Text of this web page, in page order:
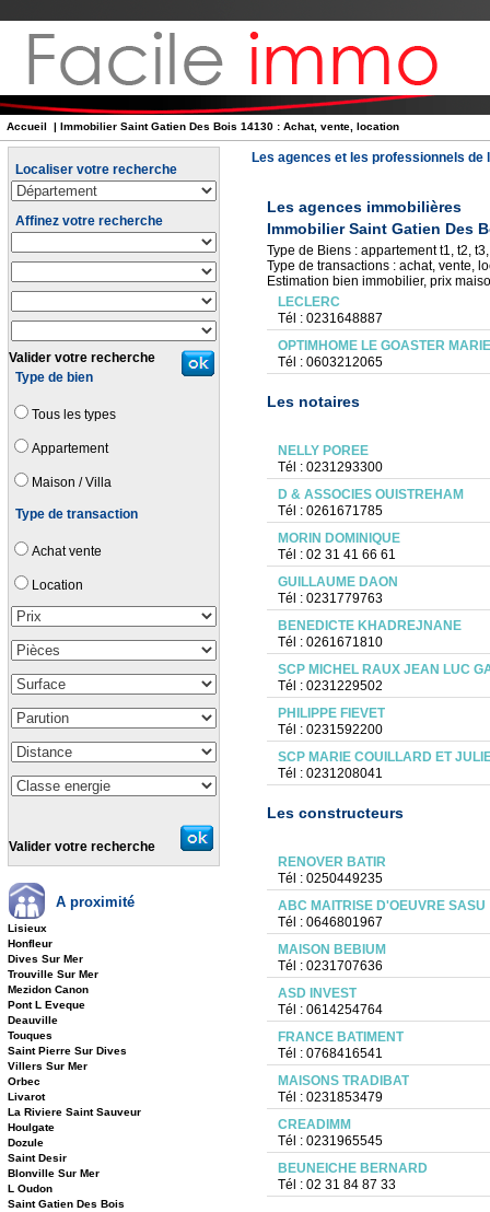
Accueil | Immobilier Saint Gatien Des Bois 14130 : Achat, vente, location
Localiser votre recherche
Affinez votre recherche
Valider votre recherche
Type de bien
Tous les types
Appartement
Maison / Villa
Type de transaction
Achat vente
Location
Valider votre recherche
A proximité
Lisieux
Honfleur
Dives Sur Mer
Trouville Sur Mer
Mezidon Canon
Pont L Eveque
Deauville
Touques
Saint Pierre Sur Dives
Villers Sur Mer
Orbec
Livarot
La Riviere Saint Sauveur
Houlgate
Dozule
Saint Desir
Blonville Sur Mer
L Oudon
Saint Gatien Des Bois
Les agences et les professionnels
Les agences immobilières
Immobilier Saint Gatien Des
Type de Biens : appartement t1, t2,
Type de transactions : achat, vente,
Estimation bien immobilier, prix
LECLERC
Tél : 0231648887
OPTIMHOME LE GOASTER
Tél : 0603212065
Les notaires
NELLY POREE
Tél : 0231293300
D & ASSOCIES OUISTREHAM
Tél : 0261671785
MORIN DOMINIQUE
Tél : 02 31 41 66 61
GUILLAUME DAON
Tél : 0231779763
BENEDICTE KHADREJNANE
Tél : 0261671810
SCP MICHEL RAUX JEAN LUC
Tél : 0231229502
PHILIPPE FIEVET
Tél : 0231592200
SCP MARIE COUILLARD ET
Tél : 0231208041
Les constructeurs
RENOVER BATIR
Tél : 0250449235
ABC MAITRISE D'OEUVRE SASU
Tél : 0646801967
MAISON BEBIUM
Tél : 0231707636
ASD INVEST
Tél : 0614254764
FRANCE BATIMENT
Tél : 0768416541
MAISONS TRADIBAT
Tél : 0231853479
CREADIMM
Tél : 0231965545
BEUNEICHE BERNARD
Tél : 02 31 84 87 33